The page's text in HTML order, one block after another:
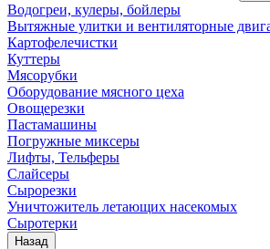
Водогреи, кулеры, бойлеры
Вытяжные улитки и вентиляторные
Картофелечистки
Куттеры
Мясорубки
Оборудование мясного цеха
Овощерезки
Пастамашины
Погружные миксеры
Лифты, Тельферы
Слайсеры
Сырорезки
Уничтожитель летающих насекомых
Сыротерки
Назад